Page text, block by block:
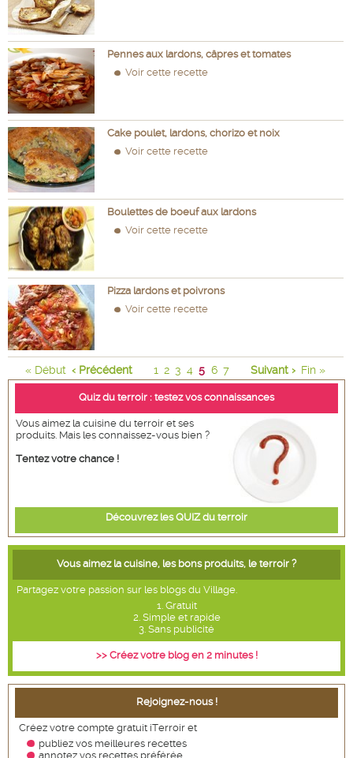
Pennes aux lardons, câpres et tomates
Voir cette recette
Cake poulet, lardons, chorizo et noix
Voir cette recette
Boulettes de boeuf aux lardons
Voir cette recette
Pizza lardons et poivrons
Voir cette recette
« Début ‹ Précédent 1 2 3 4 5 6 7 Suivant › Fin »
Quiz du terroir : testez vos connaissances
Vous aimez la cuisine du terroir et ses
produits. Mais les connaissez-vous bien ?
Tentez votre chance !
Découvrez les QUIZ du terroir
Vous aimez la cuisine, les bons produits, le terroir ?
Partagez votre passion sur les blogs du Village.
1. Gratuit
2. Simple et rapide
3. Sans publicité
>> Créez votre blog en 2 minutes !
Rejoignez-nous !
Créez votre compte gratuit iTerroir et
publiez vos meilleures recettes
annotez vos recettes préférée